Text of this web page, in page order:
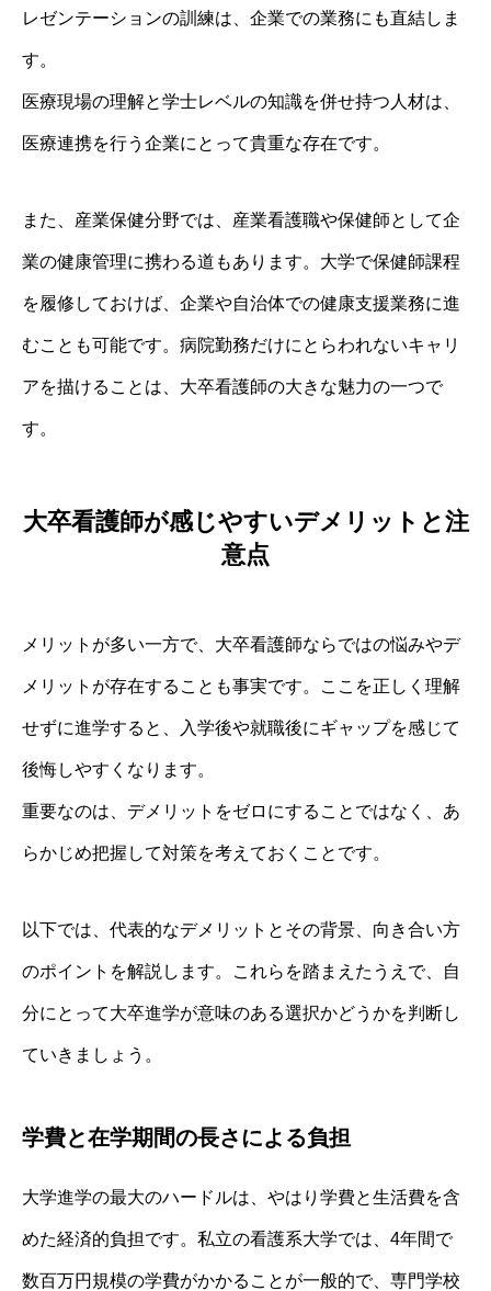
レゼンテーションの訓練は、企業での業務にも直結しま
す。
医療現場の理解と学士レベルの知識を併せ持つ人材は、
医療連携を行う企業にとって貴重な存在です。
また、産業保健分野では、産業看護職や保健師として企
業の健康管理に携わる道もあります。大学で保健師課程
を履修しておけば、企業や自治体での健康支援業務に進
むことも可能です。病院勤務だけにとらわれないキャリ
アを描けることは、大卒看護師の大きな魅力の一つで
す。
大卒看護師が感じやすいデメリットと注
意点
メリットが多い一方で、大卒看護師ならではの悩みやデ
メリットが存在することも事実です。ここを正しく理解
せずに進学すると、入学後や就職後にギャップを感じて
後悔しやすくなります。
重要なのは、デメリットをゼロにすることではなく、あ
らかじめ把握して対策を考えておくことです。
以下では、代表的なデメリットとその背景、向き合い方
のポイントを解説します。これらを踏まえたうえで、自
分にとって大卒進学が意味のある選択かどうかを判断し
ていきましょう。
学費と在学期間の長さによる負担
大学進学の最大のハードルは、やはり学費と生活費を含
めた経済的負担です。私立の看護系大学では、4年間で
数百万円規模の学費がかかることが一般的で、専門学校